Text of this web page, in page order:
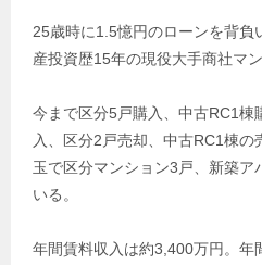
25歳時に1.5憶円のローンを背負
産投資歴15年の現役大手商社マン
今まで区分5戸購入、中古RC1棟
入、区分2戸売却、中古RC1棟
玉で区分マンション3戸、新築ア
いる。
年間賃料収入は約3,400万円。年